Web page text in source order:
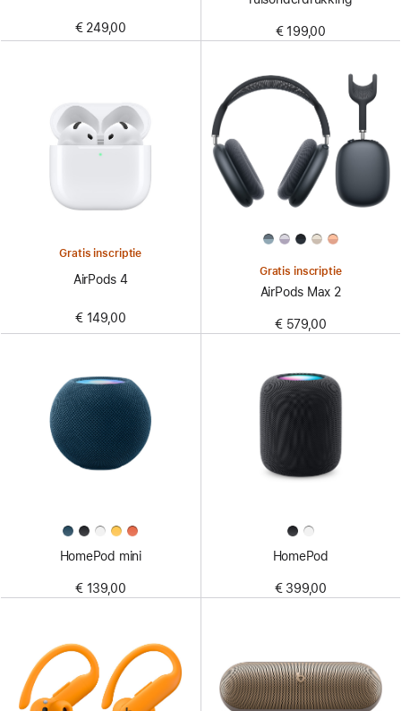
€ 249,00 € 199,00
Gratis inscriptie
AirPods 4
€ 149,00
Gratis inscriptie
AirPods Max 2
€ 579,00
HomePod mini
€ 139,00
HomePod
€ 399,00